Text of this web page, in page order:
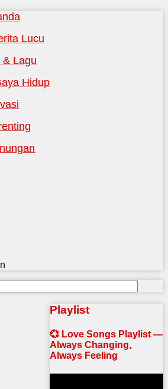
Lucu
& Lagu
Hidup
Playlist
💞 Love Songs Playlist —
Always Changing,
Always Feeling